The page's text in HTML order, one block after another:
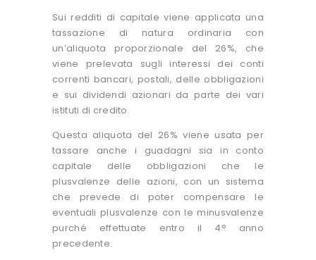
Sui redditi di capitale viene applicata una
tassazione di natura ordinaria con
un’aliquota proporzionale del 26%, che
viene prelevata sugli interessi dei conti
correnti bancari, postali, delle obbligazioni
e sui dividendi azionari da parte dei vari
istituti di credito.
Questa aliquota del 26% viene usata per
tassare anche i guadagni sia in conto
capitale delle obbligazioni che le
plusvalenze delle azioni, con un sistema
che prevede di poter compensare le
eventuali plusvalenze con le minusvalenze
purché effettuate entro il 4° anno
precedente.